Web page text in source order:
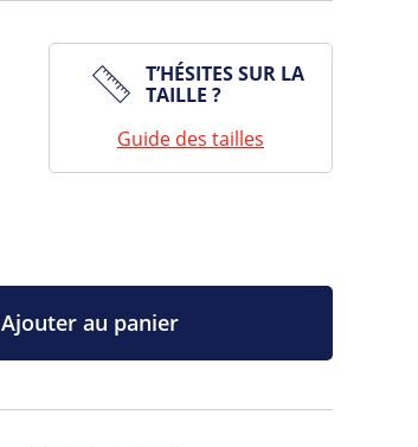
T’HÉSITES SUR LA
TAILLE ?
Guide des tailles
Ajouter au panier